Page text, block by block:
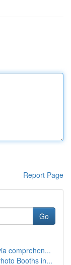
Report Page
Go
comprehen...
Booths in...